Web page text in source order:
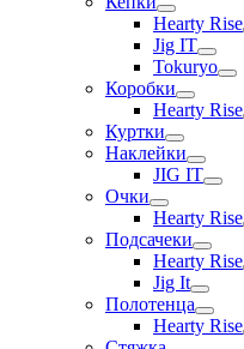
Hearty Rise
Jig IT
Tokuryo
Коробки
Hearty Rise
Куртки
Наклейки
JIG IT
Очки
Hearty Rise
Подсачеки
Hearty Rise
Jig It
Полотенца
Hearty Rise